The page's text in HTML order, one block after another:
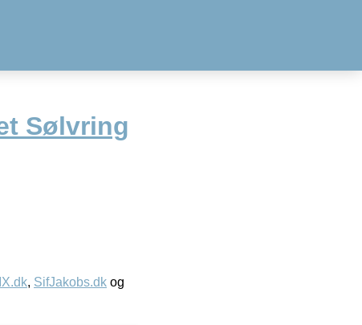
Sølvring
, SifJakobs.dk og